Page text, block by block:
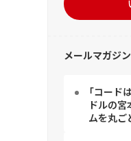
メールマガジ
「コード
ドルの宮
ムを丸